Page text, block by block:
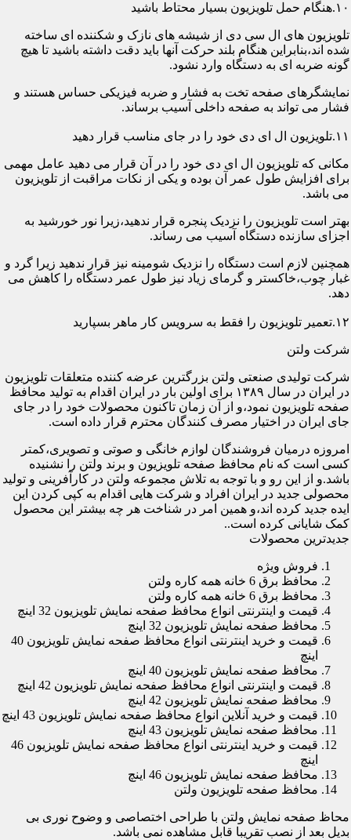
۱۰.هنگام حمل تلویزیون بسیار محتاط باشید
تلویزیون های ال سی دی از شیشه های نازک و شکننده ای ساخته
شده اند،بنابراین هنگام بلند حرکت آنها باید دقت داشته باشید تا هیچ
گونه ضربه ای به دستگاه وارد نشود.
نمایشگرهای صفحه تخت به فشار و ضربه فیزیکی حساس هستند و
فشار می تواند به صفحه داخلی آسیب برساند.
۱۱.تلویزیون ال ای دی خود را در جای مناسب قرار دهید
مکانی که تلویزیون ال ای دی خود را در آن قرار می دهید عامل مهمی
برای افزایش طول عمر آن بوده و یکی از نکات مراقبت از تلویزیون
می باشد.
بهتر است تلویزیون را نزدیک پنجره قرار ندهید،زیرا نور خورشید به
اجزای سازنده دستگاه آسیب می رساند.
همچنین لازم است دستگاه را نزدیک شومینه نیز قرار ندهید زیرا گرد و
غبار چوب،خاکستر و گرمای زیاد نیز طول عمر دستگاه را کاهش می
دهد.
۱۲.تعمیر تلویزیون را فقط به سرویس کار ماهر بسپارید
شرکت ولتن
شرکت تولیدی صنعتی ولتن بزرگترین عرضه کننده متعلقات تلویزیون
در ایران در سال ۱۳۸۹ برای اولین بار در ایران اقدام به تولید محافظ
صفحه تلویزیون نمود،و از آن زمان تاکنون محصولات خود را در جای
جای ایران در اختیار مصرف کنندگان محترم قرار داده است.
امروزه درمیان فروشندگان لوازم خانگی و صوتی و تصویری،کمتر
کسی است که نام محافظ صفحه تلویزیون و برند ولتن را نشنیده
باشد.و از این رو و با توجه به تلاش مجموعه ولتن در کارآفرینی و تولید
محصولی جدید در ایران افراد و شرکت هایی اقدام به کپی کردن این
ایده جدید کرده اند،و همین امر در شناخت هر چه بیشتر این محصول
کمک شایانی کرده است..
جدیدترین محصولات
فروش ویژه
محافظ برق 6 خانه همه کاره ولتن
محافظ برق 6 خانه همه کاره ولتن
قیمت و اینترنتی انواع محافظ صفحه نمایش تلویزیون 32 اینچ
محافظ صفحه نمایش تلویزیون 32 اینچ
قیمت و خرید اینترنتی انواع محافظ صفحه نمایش تلویزیون 40
اینچ
محافظ صفحه نمایش تلویزیون 40 اینچ
قیمت و اینترنتی انواع محافظ صفحه نمایش تلویزیون 42 اینچ
محافظ صفحه نمایش تلویزیون 42 اینچ
قیمت و خرید آنلاین انواع محافظ صفحه نمایش تلویزیون 43 اینچ
محافظ صفحه نمایش تلویزیون 43 اینچ
قیمت و خرید اینترنتی انواع محافظ صفحه نمایش تلویزیون 46
اینچ
محافظ صفحه نمایش تلویزیون 46 اینچ
محافظ صفحه تلویزیون ولتن
محاظ صفحه نمایش ولتن با طراحی اختصاصی و وضوح نوری بی
بدیل بعد از نصب تقریبا قابل مشاهده نمی باشد.